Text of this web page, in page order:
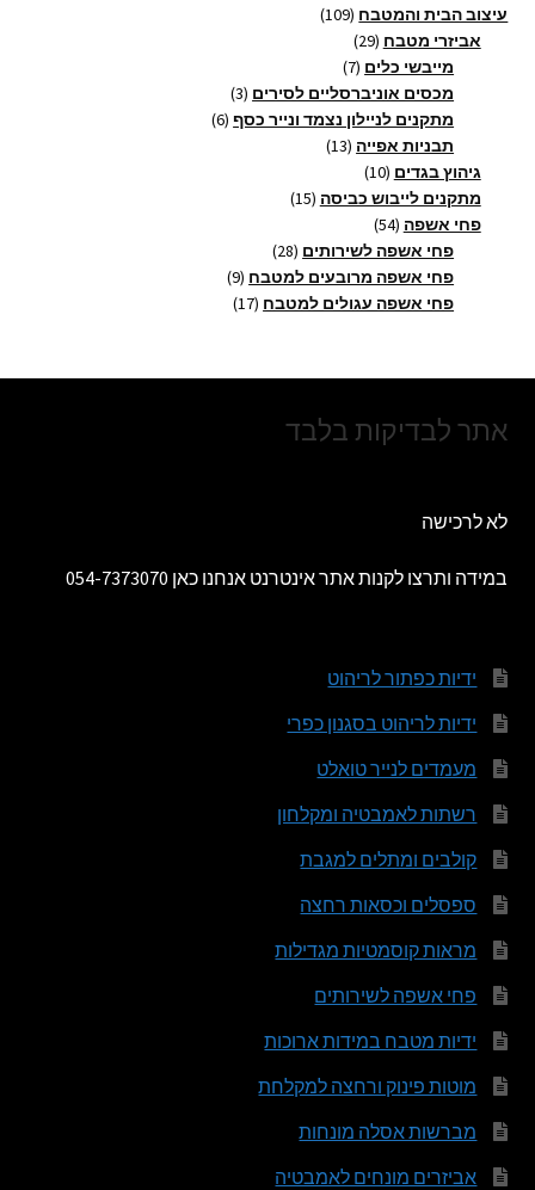
עיצוב הבית והמטבח 109
109
אביזרי מטבח 29
29
מוצרים מייבשי כלים 7
7
מוצרים
מכסים אוניברסליים לסירים 3
3
מוצריםמתקנים לניילון נצמד ונייר כסף 6
6
תבניות אפייה 13
13
גיהוץ בגדים 10
10
מוצרים
מתקנים לייבוש כביסה 15
15
פחי אשפה 54
54
מוצרים
פחי אשפה לשירותים 28
28
מוצרים
פחי אשפה מרובעים למטבח 9
9
מוצרים
פחי אשפה עגולים למטבח 17
17
אתר לבדיקות בלבד
לא לרכישה
במידה ותרצו לקנות אתר אינטרנט אנחנו כאן 054-7373070
ידיות כפתור לריהוט
ידיות לריהוט בסגנון כפרי
מעמדים לנייר טואלט
רשתות לאמבטיה ומקלחון
קולבים ומתלים למגבת
ספסלים וכסאות רחצה
מראות קוסמטיות מגדילות
פחי אשפה לשירותים
ידיות מטבח במידות ארוכות
מוטות פינוק ורחצה למקלחת
מברשות אסלה מונחות
אביזרים מונחים לאמבטיה